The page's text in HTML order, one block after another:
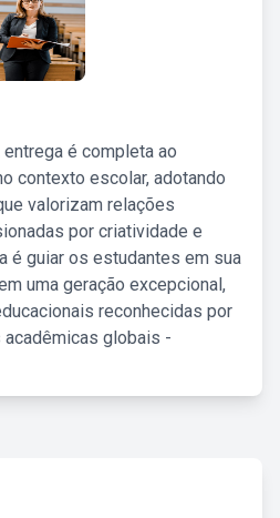
é completa ao
contexto escolar, adotando
valorizam relações
por criatividade e
é guiar os estudantes em sua
uma geração excepcional,
reconhecidas por
globais -